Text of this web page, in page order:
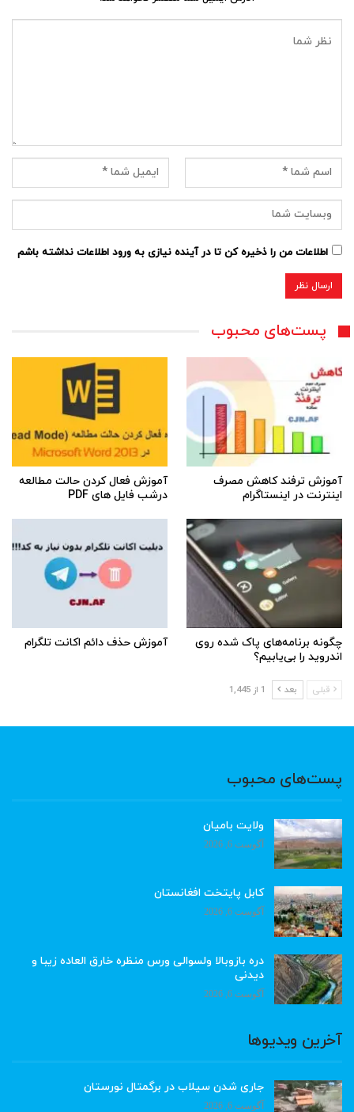
اطلاعات من را ذخیره کن تا در آینده نیازی به ورود اطلاعات نداشته باشم
پست‌های محبوب
آموزش ترفند کاهش مصرف
اینترنت در اینستاگرام
آموزش فعال کردن حالت مطالعه
درشب فایل های PDF
چگونه برنامه‌های پاک شده روی
اندروید را بی‌یابیم؟
آموزش حذف دائم اکانت تلگرام
قبلی بعد 1 از 1,445
پست‌های محبوب
ولایت بامیان
آگوست 6, 2026
کابل پایتخت افغانستان
آگوست 6, 2026
دره بازوبالا ولسوالی ورس منظره خارق العاده زیبا و
دیدنی
آگوست 6, 2026
آخرین ویدیوها
جاری شدن سیلاب در برگمتال نورستان
آگوست 6, 2026